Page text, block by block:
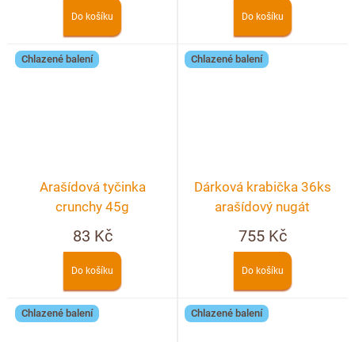
Do košíku Do košíku
Chlazené balení
Arašídová tyčinka
crunchy 45g
83 Kč
Do košíku
Chlazené balení
Dárková krabička 36ks
arašídový nugát
755 Kč
Do košíku
Chlazené balení Chlazené balení